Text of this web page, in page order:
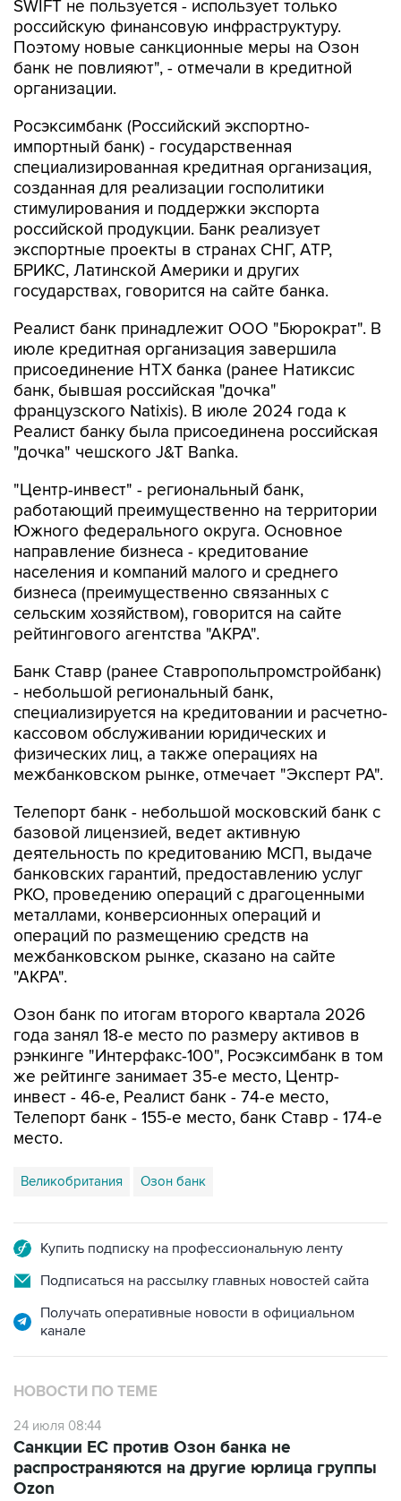
SWIFT не пользуется - использует только
российскую финансовую инфраструктуру.
Поэтому новые санкционные меры на Озон
банк не повлияют", - отмечали в кредитной
организации.
Росэксимбанк (Российский экспортно-
импортный банк) - государственная
специализированная кредитная организация,
созданная для реализации госполитики
стимулирования и поддержки экспорта
российской продукции. Банк реализует
экспортные проекты в странах СНГ, АТР,
БРИКС, Латинской Америки и других
государствах, говорится на сайте банка.
Реалист банк принадлежит ООО "Бюрократ". В
июле кредитная организация завершила
присоединение НТХ банка (ранее Натиксис
банк, бывшая российская "дочка"
французского Natixis). В июле 2024 года к
Реалист банку была присоединена российская
"дочка" чешского J&T Banka.
"Центр-инвест" - региональный банк,
работающий преимущественно на территории
Южного федерального округа. Основное
направление бизнеса - кредитование
населения и компаний малого и среднего
бизнеса (преимущественно связанных с
сельским хозяйством), говорится на сайте
рейтингового агентства "АКРА".
Банк Ставр (ранее Ставропольпромстройбанк)
- небольшой региональный банк,
специализируется на кредитовании и расчетно-
кассовом обслуживании юридических и
физических лиц, а также операциях на
межбанковском рынке, отмечает "Эксперт РА".
Телепорт банк - небольшой московский банк с
базовой лицензией, ведет активную
деятельность по кредитованию МСП, выдаче
банковских гарантий, предоставлению услуг
РКО, проведению операций с драгоценными
металлами, конверсионных операций и
операций по размещению средств на
межбанковском рынке, сказано на сайте
"АКРА".
Озон банк по итогам второго квартала 2026
года занял 18-е место по размеру активов в
рэнкинге "Интерфакс-100", Росэксимбанк в том
же рейтинге занимает 35-е место, Центр-
инвест - 46-е, Реалист банк - 74-е место,
Телепорт банк - 155-е место, банк Ставр - 174-е
место.
Великобритания Озон банк
Купить подписку на профессиональную ленту
Подписаться на рассылку главных новостей сайта
Получать оперативные новости в официальном
канале
НОВОСТИ ПО ТЕМЕ
24 июля 08:44
Санкции ЕС против Озон банка не
распространяются на другие юрлица группы
Ozon